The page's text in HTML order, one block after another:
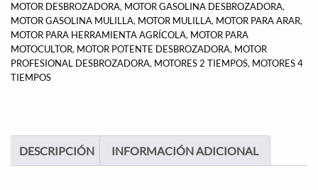
MOTOR DESBROZADORA, MOTOR GASOLINA DESBROZADORA,
MOTOR GASOLINA MULILLA, MOTOR MULILLA, MOTOR PARA ARAR,
MOTOR PARA HERRAMIENTA AGRÍCOLA, MOTOR PARA
MOTOCULTOR, MOTOR POTENTE DESBROZADORA, MOTOR
PROFESIONAL DESBROZADORA, MOTORES 2 TIEMPOS, MOTORES 4
TIEMPOS
DESCRIPCIÓN INFORMACIÓN ADICIONAL